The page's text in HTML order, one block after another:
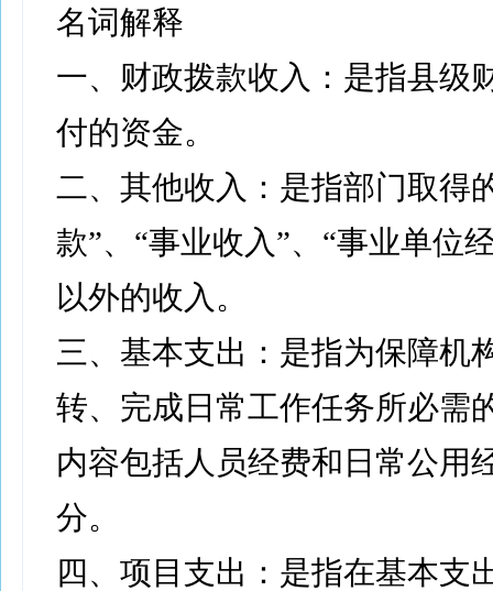
名词解释
一、财政拨款收入：是指县级
付的资金。
二、其他收入：是指部门取得
款”、“事业收入”、“事业单位
以外的收入。
三、基本支出：是指为保障机
转、完成日常工作任务所必需
内容包括人员经费和日常公用
分。
四、项目支出：是指在基本支